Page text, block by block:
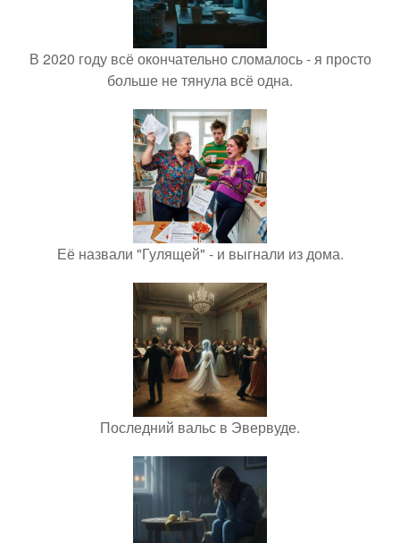
В 2020 году всё окончательно сломалось - я просто
больше не тянула всё одна.
Её назвали "Гулящей" - и выгнали из дома.
Последний вальс в Эвервуде.